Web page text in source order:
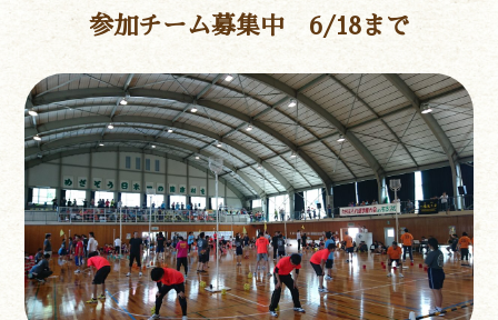
参加チーム募集中 6/18まで
遊ぶ
作る